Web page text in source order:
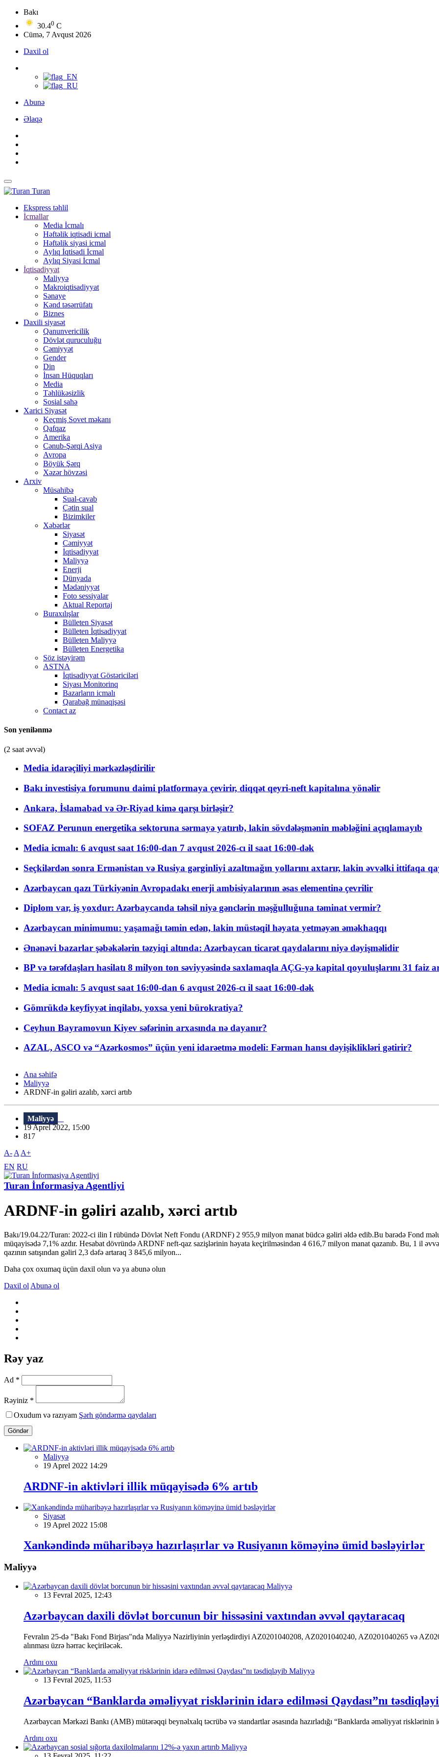
Bakı
30.40 C
Cümə, 7 Avqust 2026
Daxil ol
Abunə
Əlaqə
Turan
Ekspress təhlil
İcmallar
Media İcmalı
Həftəlik iqtisadi icmal
Həftəlik siyasi icmal
Aylıq İqtisadi İcmal
Aylıq Siyasi İcmal
İqtisadiyyat
Maliyyə
Makroiqtisadiyyat
Sənaye
Kənd təsərrüfatı
Biznes
Daxili siyasət
Qanunvericilik
Dövlət quruculuğu
Cəmiyyət
Gender
Din
İnsan Hüquqları
Media
Təhlükəsizlik
Sosial sahə
Xarici Siyasət
Keçmiş Sovet məkanı
Qafqaz
Amerika
Cənub-Şərqi Asiya
Avropa
Böyük Şərq
Xəzər hövzəsi
Arxiv
Müsahibə
Sual-cavab
Çətin sual
Bizimkiler
Xəbərlər
Siyasət
Cəmiyyət
İqtisadiyyat
Maliyyə
Enerji
Dünyada
Mədəniyyət
Foto sessiyalar
Aktual Reportaj
Buraxılışlar
Bülleten Siyasət
Bülleten İqtisadiyyat
Bülleten Maliyyə
Bülleten Energetika
Söz istəyirəm
ASTNA
İqtisadiyyat Göstəriciləri
Siyası Monitorinq
Bazarların icmalı
Qarabağ münaqişəsi
Contact az
Son yenilənmə
(2 saat əvvəl)
Media idarəçiliyi mərkəzləşdirilir
Bakı investisiya forumunu daimi platformaya çevirir, diqqət qeyri-neft kapitalına yönəlir
Ankara, İslamabad və Ər-Riyad kimə qarşı birləşir?
SOFAZ Perunun energetika sektoruna sərmayə yatırıb, lakin sövdələşmənin məbləğini açıqlamayıb
Media icmalı: 6 avqust saat 16:00-dan 7 avqust 2026-cı il saat 16:00-dək
Seçkilərdən sonra Ermənistan və Rusiya gərginliyi azaltmağın yollarını axtarır, lakin əvvəlki ittifaqa
Azərbaycan qazı Türkiyənin Avropadakı enerji ambisiyalarının əsas elementinə çevrilir
Diplom var, iş yoxdur: Azərbaycanda təhsil niyə gənclərin məşğulluğuna təminat vermir?
Azərbaycan minimumu: yaşamağı təmin edən, lakin müstəqil həyata yetməyən əməkhaqqı
Ənənəvi bazarlar şəbəkələrin təzyiqi altında: Azərbaycan ticarət qaydalarını niyə dəyişməlidir
BP və tərəfdaşları hasilatı 8 milyon ton səviyyəsində saxlamaqla AÇG-yə kapital qoyuluşlarını 31 faiz
Media icmalı: 5 avqust saat 16:00-dan 6 avqust 2026-cı il saat 16:00-dək
Gömrükdə keyfiyyət inqilabı, yoxsa yeni bürokratiya?
Ceyhun Bayramovun Kiyev səfərinin arxasında nə dayanır?
AZAL, ASCO və “Azərkosmos” üçün yeni idarəetmə modeli: Fərman hansı dəyişiklikləri gətirir?
Ana səhifə
Maliyyə
ARDNF-in gəliri azalıb, xərci artıb
Maliyyə
19 Aprel 2022, 15:00
817
A- A A+
EN RU
Turan İnformasiya Agentliyi
ARDNF-in gəliri azalıb, xərci artıb
Bakı/19.04.22/Turan: 2022-ci ilin I rübündə Dövlət Neft Fondu (ARDNF) 2 955,9 milyon manat büdcə gəliri əldə edib.Bu barədə Fond
müqayisədə 7,1% azdır. Hesabat dövründə ARDNF neft-qaz sazişlərinin həyata keçirilməsindən 4 616,7 milyon manat qazanıb. Bu, 1 il
qazının satışından gəliri 2,3 dəfə artaraq 3 845,6 milyon...
Daha çox oxumaq üçün daxil olun və ya abunə olun
Daxil ol Abunə ol
Rəy yaz
Ad *
Rəyiniz *
Oxudum və razıyam Şərh göndərmə qaydaları
Göndər
Maliyyə
19 Aprel 2022 14:29
ARDNF-in aktivləri illik müqayisədə 6% artıb
Siyasət
19 Aprel 2022 15:08
Xankəndində müharibəyə hazırlaşırlar və Rusiyanın köməyinə ümid bəsləyirlər
Maliyyə
Maliyyə
13 Fevral 2025, 12:43
Azərbaycan daxili dövlət borcunun bir hissəsini vaxtından əvvəl qaytaracaq
Fevralın 25-də "Bakı Fond Birjası"nda Maliyyə Nazirliyinin yerləşdirdiyi AZ0201040208, AZ0201040240, AZ0201040265 və
alınması üzrə hərrac keçiriləcək.
Ardını oxu
Maliyyə
13 Fevral 2025, 11:53
Azərbaycan “Banklarda əməliyyat risklərinin idarə edilməsi Qaydası”nı
Azərbaycan Mərkəzi Bankı (AMB) mütərəqqi beynəlxalq təcrübə və standartlar əsasında hazırladığı “Banklarda əməliyyat risklərinin
Ardını oxu
Maliyyə